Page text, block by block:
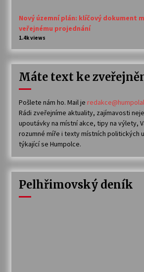
Nový územní plán: klíčový dokument
veřejnému projednání
1.4k views
Máte text ke
Pošlete nám ho. Mail je
Rádi zveřejníme aktuality, zajímavosti
upoutávky na místní akce, tipy na výlety,
rozumné míře i texty místních politických
týkající se Humpolce.
Pelhřimovský deník